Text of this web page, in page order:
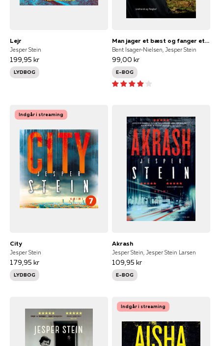
Lejr
Jesper Stein
199,95 kr
LYDBOG
Man jager et bæst og fanger et menneske
Bent Isager-Nielsen, Jesper Stein
99,00 kr
E-BOG
Indgår i streaming
City
Jesper Stein
179,95 kr
LYDBOG
Akrash
Jesper Stein, Jesper Stein Larsen
109,95 kr
E-BOG
Indgår i streaming